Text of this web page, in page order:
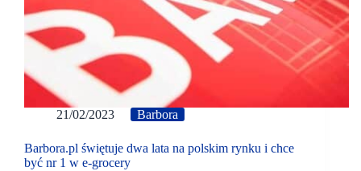
21/02/2023 Barbora
Barbora.pl świętuje dwa lata na polskim rynku i chce
być nr 1 w e-grocery